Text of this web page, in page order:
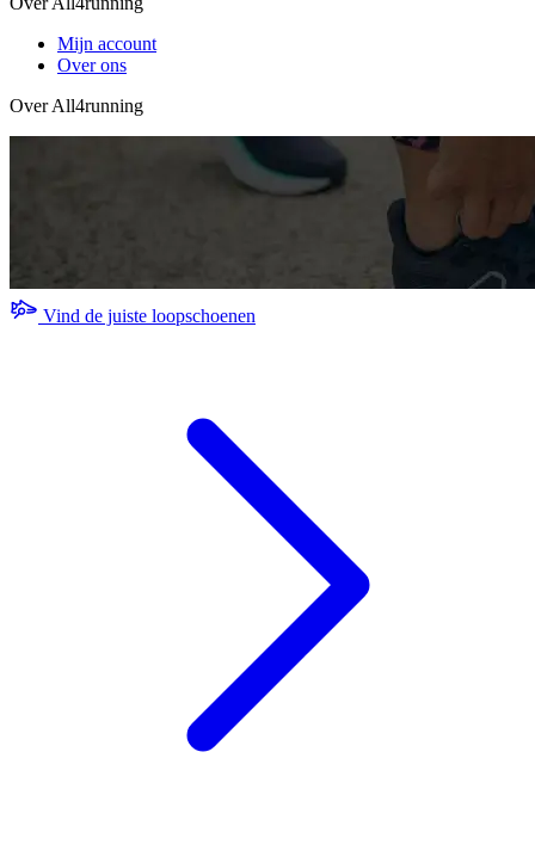
Mijn account
Over ons
Over All4running
Vind de juiste loopschoenen